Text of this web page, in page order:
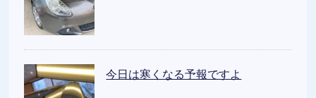
今日は寒くなる予報ですよ